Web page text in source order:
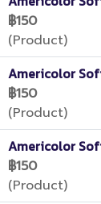
฿150
(Product)
Americolor
฿150
(Product)
Americolor Soft
฿150
(Product)